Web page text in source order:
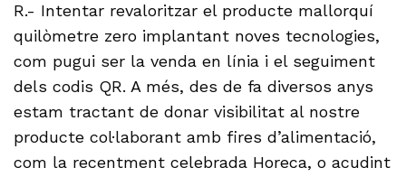
R.- Intentar revaloritzar el producte mallorquí
quilòmetre zero implantant noves tecnologies,
com pugui ser la venda en línia i el seguiment
dels codis QR. A més, des de fa diversos anys
estam tractant de donar visibilitat al nostre
producte col·laborant amb fires d’alimentació,
com la recentment celebrada Horeca, o acudint